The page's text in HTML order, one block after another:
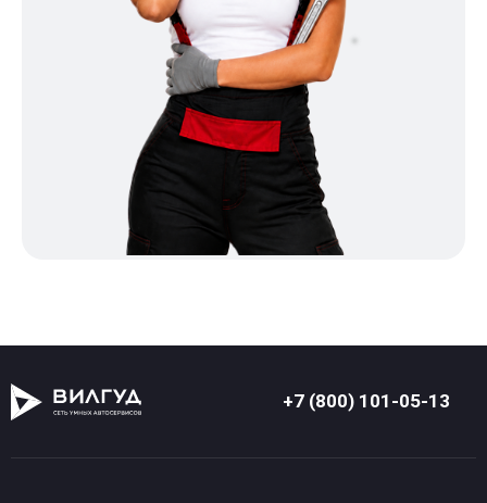
+7 (800) 101-05-13